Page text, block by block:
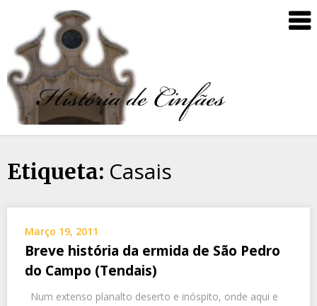
Etiqueta: Casais
Março 19, 2011
Breve história da ermida de São Pedro
do Campo (Tendais)
Num extenso planalto deserto e inóspito, onde aqui e